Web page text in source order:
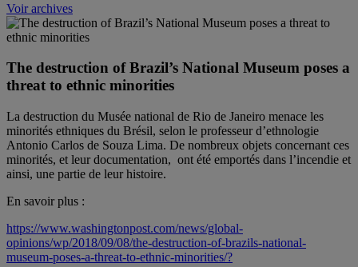
Voir archives
The destruction of Brazil’s National Museum poses a
threat to ethnic minorities
La destruction du Musée national de Rio de Janeiro menace les
minorités ethniques du Brésil, selon le professeur d’ethnologie
Antonio Carlos de Souza Lima. De nombreux objets concernant ces
minorités, et leur documentation, ont été emportés dans l’incendie et
ainsi, une partie de leur histoire.
En savoir plus :
https://www.washingtonpost.com/news/global-
opinions/wp/2018/09/08/the-destruction-of-brazils-national-
museum-poses-a-threat-to-ethnic-minorities/?